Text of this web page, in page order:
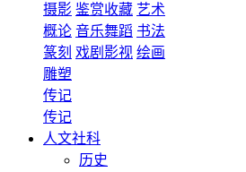
摄影 鉴赏收藏 艺术
概论 音乐舞蹈 书法
篆刻 戏剧影视 绘画
雕塑
传记
传记
人文社科
历史